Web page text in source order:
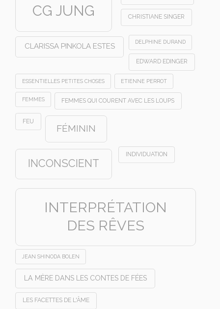
CG JUNG CHRISTIANE SINGER
CLARISSA PINKOLA ESTES DELPHINE DURAND
EDWARD EDINGER
ESSENTIELLES PETITES CHOSES ETIENNE PERROT
FEMMES FEMMES QUI COURENT AVEC LES LOUPS
FEU
FÉMININ
INCONSCIENT
INDIVIDUATION
INTERPRÉTATION
DES RÊVES
JEAN SHINODA BOLEN
LA MÈRE DANS LES CONTES DE FÉES
LES FACETTES DE L'ÂME